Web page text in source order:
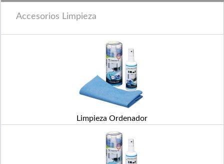
Accesorios Limpieza
Limpieza Ordenador